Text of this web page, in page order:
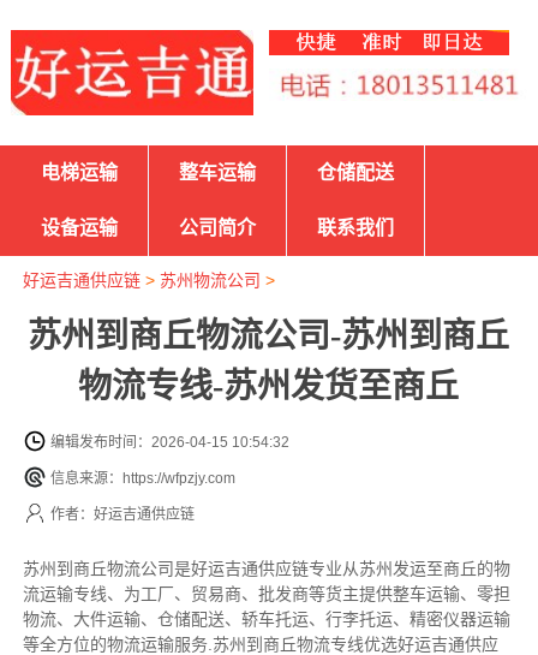
电梯运输 整车运输 仓储配送
设备运输 公司简介 联系我们
好运吉通供应链> 苏州物流公司 >
苏州到商丘物流公司-苏州到商丘
物流专线-苏州发货至商丘
编辑发布时间：2026-04-15 10:54:32
信息来源：https://wfpzjy.com
作者：好运吉通供应链
苏州到商丘物流公司是好运吉通供应链专业从苏州发运至商丘的物
流运输专线、为工厂、贸易商、批发商等货主提供整车运输、零担
物流、大件运输、仓储配送、轿车托运、行李托运、精密仪器运输
等全方位的物流运输服务.苏州到商丘物流专线优选好运吉通供应